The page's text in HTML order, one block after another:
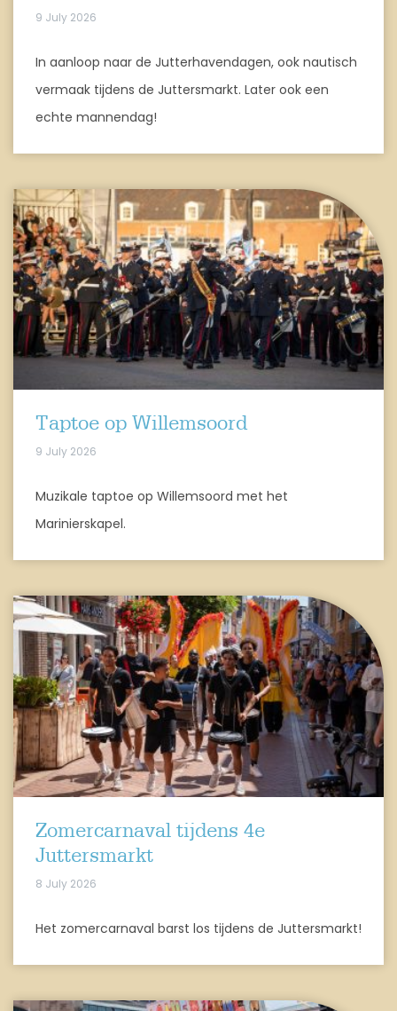
9 July 2026
In aanloop naar de Jutterhavendagen, ook nautisch
vermaak tijdens de Juttersmarkt. Later ook een
echte mannendag!
Taptoe op Willemsoord
9 July 2026
Muzikale taptoe op Willemsoord met het
Marinierskapel.
Zomercarnaval tijdens 4e
Juttersmarkt
8 July 2026
Het zomercarnaval barst los tijdens de Juttersmarkt!